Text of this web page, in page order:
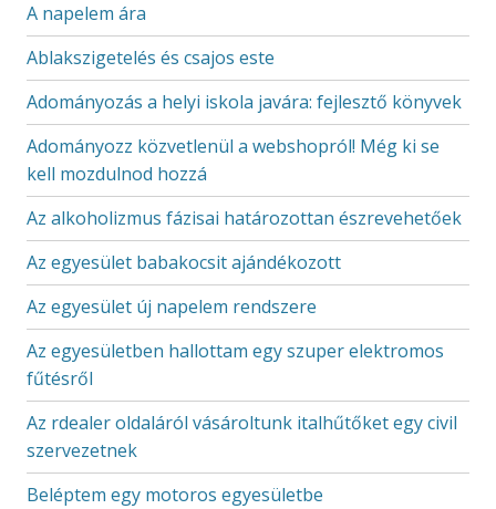
A napelem ára
Ablakszigetelés és csajos este
Adományozás a helyi iskola javára: fejlesztő könyvek
Adományozz közvetlenül a webshopról! Még ki se
kell mozdulnod hozzá
Az alkoholizmus fázisai határozottan észrevehetőek
Az egyesület babakocsit ajándékozott
Az egyesület új napelem rendszere
Az egyesületben hallottam egy szuper elektromos
fűtésről
Az rdealer oldaláról vásároltunk italhűtőket egy civil
szervezetnek
Beléptem egy motoros egyesületbe